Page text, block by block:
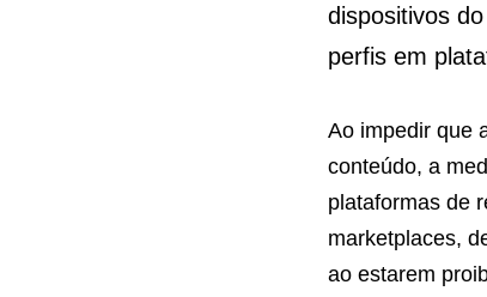
fevereiro
altera
Ao impedir
moderação
brechas
sociais,